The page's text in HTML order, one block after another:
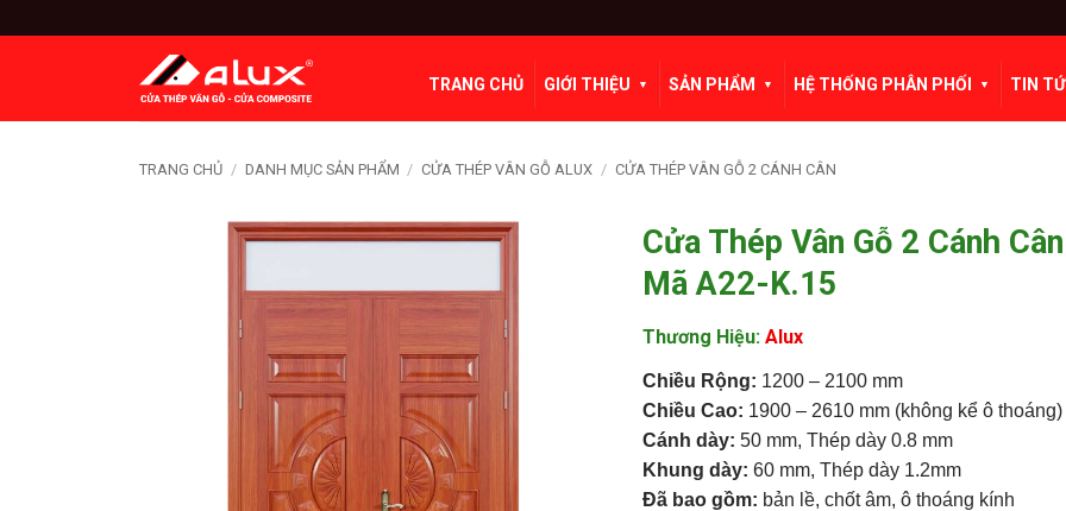
qua
TRANG CHỦ GIỚI THIỆU SẢN PHẨM HỆ THỐNG PHÂN PHỐI TIN
TRANG CHỦ / DANH MỤC SẢN PHẨM / CỬA THÉP VÂN GỖ ALUX / CỬA THÉP VÂN GỖ 2 CÁNH CÂN
Cửa Thép Vân Gỗ 2 Cánh
Mã A22-K.15
Thương Hiệu:Alux
Chiều Rộng: 1200 – 2100 mm
Chiều Cao: 1900 – 2610 mm (không kể ô thoáng)
Cánh dày: 50 mm, Thép dày 0.8 mm
Khung dày: 60 mm, Thép dày 1.2mm
Đã bao gồm: bản lề, chốt âm, ô thoáng kính